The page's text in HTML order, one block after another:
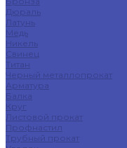
Дюраль
Латунь
Медь
Никель
Свинец
Титан
Черный металлопрокат
Арматура
Балка
Круг
Листовой прокат
Профнастил
Трубный прокат